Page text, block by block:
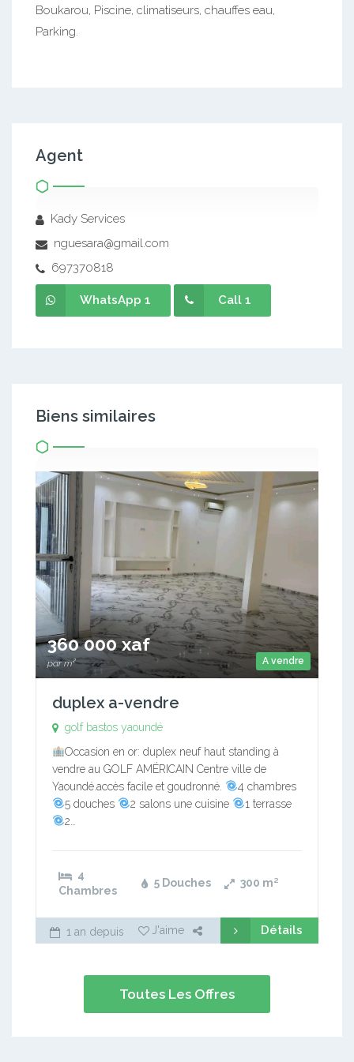
Boukarou, Piscine, climatiseurs, chauffes eau,
Parking.
Agent
Kady Services
nguesara@gmail.com
697370818
WhatsApp 1 Call 1
Biens similaires
A vendre
360 000 xaf
par m²
duplex a-vendre
golf bastos yaoundé
Occasion en or: duplex neuf haut standing à
vendre au GOLF AMÉRICAIN Centre ville de
Yaoundé.accès facile et goudronné.
4 chambres
5 douches
2 salons une cuisine
1 terrasse
2…
4
Chambres
5 Douches 300 m²
1 an depuis J'aime Détails
Toutes Les Offres